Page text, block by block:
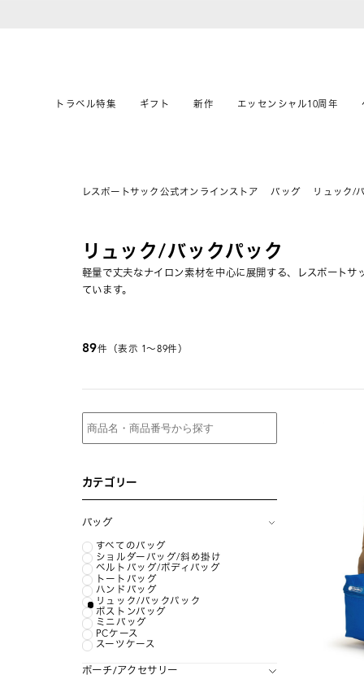
トラベル特集 ギフト 新作 エッセンシャル10周年
レスポートサック公式オンラインストア バッグ リュック/
リュック/バックパック
軽量で丈夫なナイロン素材を中心に展開する、レスポート
ています。
89件（表示 1〜89件）
カテゴリー
バッグ
すべてのバッグ
ショルダーバッグ/斜め掛け
ベルトバッグ/ボディバッグ
トートバッグ
ハンドバッグ
リュック/バックパック
ボストンバッグ
ミニバッグ
PCケース
スーツケース
ポーチ/アクセサリー